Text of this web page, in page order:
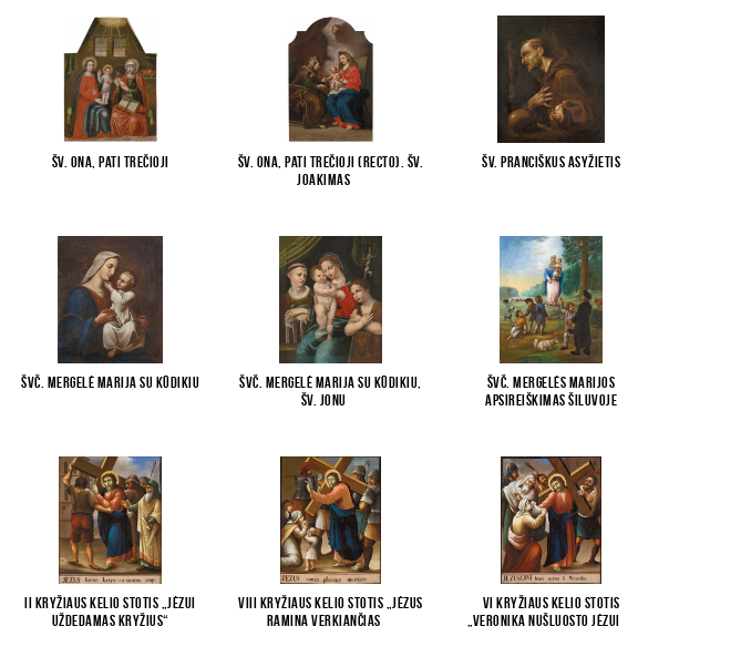
Šv. Ona, pati trečioji
Šv. Ona, pati trečioji (recto). Šv.
Joakimas
Šv. Pranciškus Asyžietis
Švč. Mergelė Marija su Kūdikiu
Švč. Mergelė Marija su Kūdikiu,
šv. Jonu
Švč. Mergelės Marijos
apsireiškimas Šiluvoje
II Kryžiaus kelio stotis „Jėzui
uždedamas kryžius“
VIII Kryžiaus kelio stotis „Jėzus
ramina verkiančias
VI Kryžiaus kelio stotis
„Veronika nušluosto Jėzui